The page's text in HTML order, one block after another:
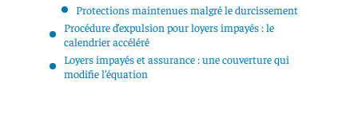
Protections maintenues malgré le durcissement
Procédure d’expulsion pour loyers impayés : le
calendrier accéléré
Loyers impayés et assurance : une couverture qui
modifie l’équation